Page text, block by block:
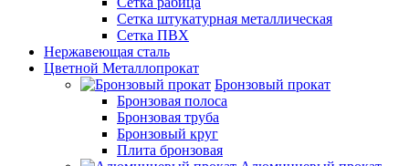
Сетка штукатурная металлическая
Сетка ПВХ
Нержавеющая сталь
Цветной Металлопрокат
Бронзовый прокат
Бронзовая полоса
Бронзовая труба
Бронзовый круг
Плита бронзовая